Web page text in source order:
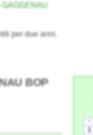
GAGGENAU
per due anni.
BOP